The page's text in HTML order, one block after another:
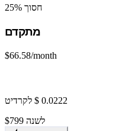
חסוך 25%
מתקדם
$66.58/month
$799 לשנה